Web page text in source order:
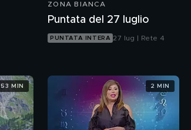
ZONA BIANCA
Puntata del 27 luglio
PUNTATA INTERA 27 lug | Rete 4
53 MIN 2 MIN